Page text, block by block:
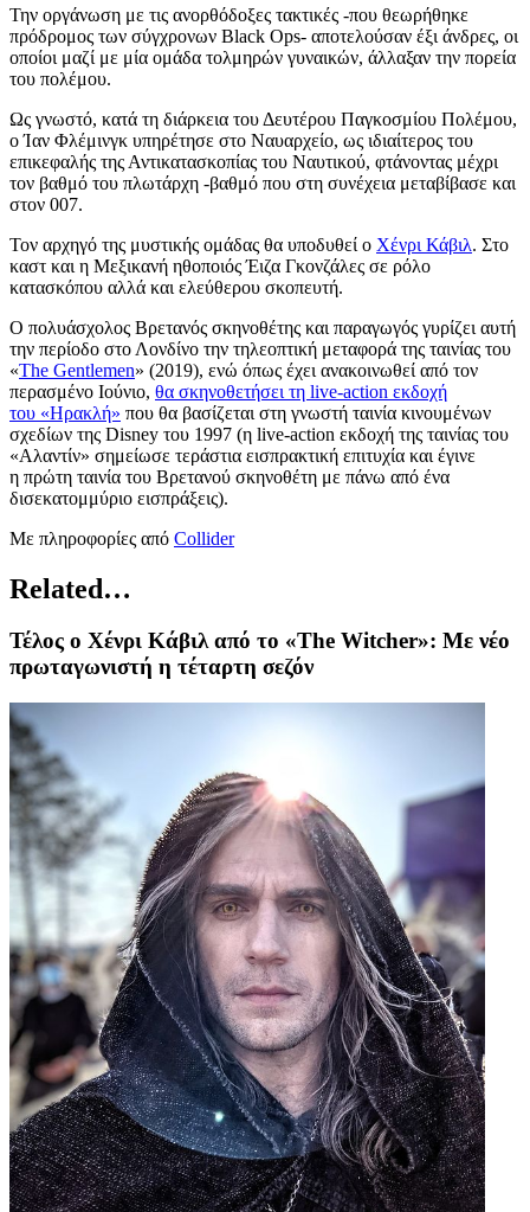
Την οργάνωση με τις ανορθόδοξες τακτικές -που θεωρήθηκε
πρόδρομος των σύγχρονων Black Ops- αποτελούσαν έξι άνδρες, οι
οποίοι μαζί με μία ομάδα τολμηρών γυναικών, άλλαξαν την πορεία
του πολέμου.
Ως γνωστό, κατά τη διάρκεια του Δευτέρου Παγκοσμίου Πολέμου,
ο Ίαν Φλέμινγκ υπηρέτησε στο Ναυαρχείο, ως ιδιαίτερος του
επικεφαλής της Αντικατασκοπίας του Ναυτικού, φτάνοντας μέχρι
τον βαθμό του πλωτάρχη -βαθμό που στη συνέχεια μεταβίβασε και
στον 007.
Τον αρχηγό της μυστικής ομάδας θα υποδυθεί ο Χένρι Κάβιλ. Στο
καστ και η Μεξικανή ηθοποιός Έιζα Γκονζάλες σε ρόλο
κατασκόπου αλλά και ελεύθερου σκοπευτή.
Ο πολυάσχολος Βρετανός σκηνοθέτης και παραγωγός γυρίζει αυτή
την περίοδο στο Λονδίνο την τηλεοπτική μεταφορά της ταινίας του
«The Gentlemen» (2019), ενώ όπως έχει ανακοινωθεί από τον
περασμένο Ιούνιο, θα σκηνοθετήσει τη live-action εκδοχή
του «Ηρακλή» που θα βασίζεται στη γνωστή ταινία κινουμένων
σχεδίων της Disney του 1997 (η live-action εκδοχή της ταινίας του
«Αλαντίν» σημείωσε τεράστια εισπρακτική επιτυχία και έγινε
η πρώτη ταινία του Βρετανού σκηνοθέτη με πάνω από ένα
δισεκατομμύριο εισπράξεις).
Με πληροφορίες από Collider
Related…
Τέλος ο Χένρι Κάβιλ από το «The Witcher»: Με νέο
πρωταγωνιστή η τέταρτη σεζόν